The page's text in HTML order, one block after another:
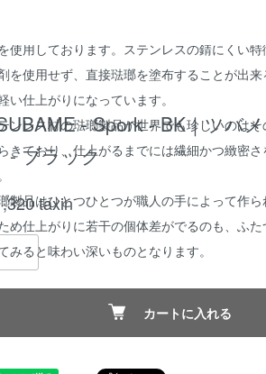
- Spork - BK｜ツバ
- ブラック
taxin
カートに入れる
、この琺瑯製品は一般的なスチール製では
使用しております。ステンレスの錆にくい特
を使用せず、直接琺瑯を塗布することが出来
い仕上がりになっています。
ンレス材の琺瑯製品が世界でも珍しいのはそ
きており、仕上がるまでには繊細かつ緻密さ
製品はひとつひとつが職人の手によって作
め仕上がりに若干の個体差がでるのも、ふた
みると味わい深いものとなります。